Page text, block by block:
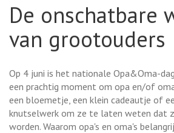
De onschatbare
van grootouders
Op 4 juni is het nationale Opa&Oma-
een prachtig moment om opa en/of
een bloemetje, een klein cadeautje of
knutselwerk om ze te laten weten dat
worden. Waarom opa's en oma's